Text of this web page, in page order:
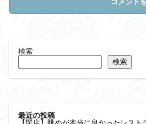
検索
検索
最近の投稿
【閉店】眺めが本当に良かったレスト